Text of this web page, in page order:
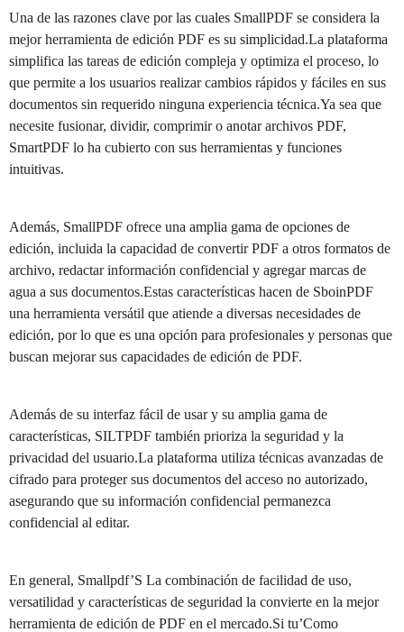
Una de las razones clave por las cuales SmallPDF se considera la
mejor herramienta de edición PDF es su simplicidad.La plataforma
simplifica las tareas de edición compleja y optimiza el proceso, lo
que permite a los usuarios realizar cambios rápidos y fáciles en sus
documentos sin requerido ninguna experiencia técnica.Ya sea que
necesite fusionar, dividir, comprimir o anotar archivos PDF,
SmartPDF lo ha cubierto con sus herramientas y funciones
intuitivas.
Además, SmallPDF ofrece una amplia gama de opciones de
edición, incluida la capacidad de convertir PDF a otros formatos de
archivo, redactar información confidencial y agregar marcas de
agua a sus documentos.Estas características hacen de SboinPDF
una herramienta versátil que atiende a diversas necesidades de
edición, por lo que es una opción para profesionales y personas que
buscan mejorar sus capacidades de edición de PDF.
Además de su interfaz fácil de usar y su amplia gama de
características, SILTPDF también prioriza la seguridad y la
privacidad del usuario.La plataforma utiliza técnicas avanzadas de
cifrado para proteger sus documentos del acceso no autorizado,
asegurando que su información confidencial permanezca
confidencial al editar.
En general, Smallpdf’S La combinación de facilidad de uso,
versatilidad y características de seguridad la convierte en la mejor
herramienta de edición de PDF en el mercado.Si tu’Como